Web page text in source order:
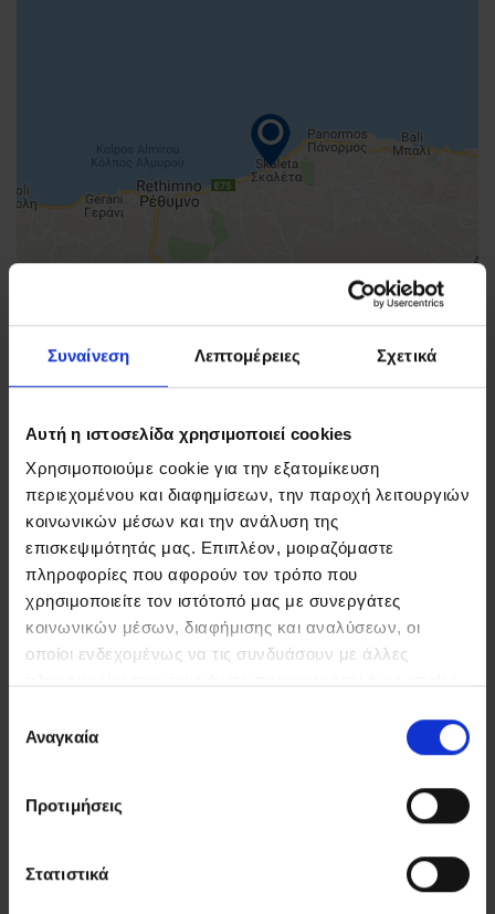
Συναίνεση Λεπτομέρειες Σχετικά
Αυτή η ιστοσελίδα χρησιμοποιεί cookies
Χρησιμοποιούμε cookie για την εξατομίκευση
περιεχομένου και διαφημίσεων, την παροχή λειτουργιών
κοινωνικών μέσων και την ανάλυση της
επισκεψιμότητάς μας. Επιπλέον, μοιραζόμαστε
πληροφορίες που αφορούν τον τρόπο που
χρησιμοποιείτε τον ιστότοπό μας με συνεργάτες
κοινωνικών μέσων, διαφήμισης και αναλύσεων, οι
οποίοι ενδεχομένως να τις συνδυάσουν με άλλες
των υπηρεσιών τους.
συγκατάθεσης
Αναγκαία
Προτιμήσεις
Στατιστικά
FIND US
CONTACT
ΣΤΟΙΧΕΙΑ ΕΠΙΚΟΙΝΩΝΙΑΣ
Ρέθυμνο, 74 100, Τ.Θ. 21, Κρήτη
Εγγραφείτε στο Newsletter μας για να λαμβάνετε